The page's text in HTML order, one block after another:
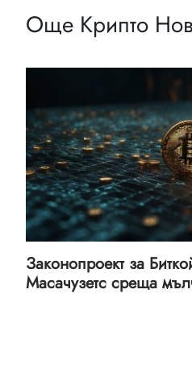
Още Крипто
Законопроект за
Масачузетс среща